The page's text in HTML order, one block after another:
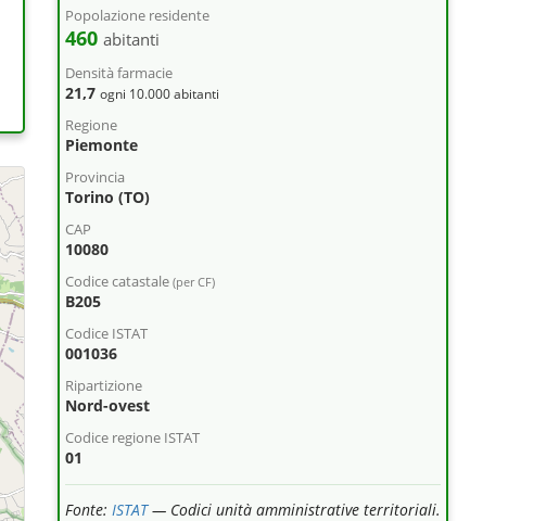
Popolazione residente
460 abitanti
Densità farmacie
21,7 ogni 10.000 abitanti
Regione
Piemonte
Provincia
Torino (TO)
CAP
10080
Codice catastale (per CF)
B205
Codice ISTAT
001036
Ripartizione
Nord-ovest
Codice regione ISTAT
01
Fonte: ISTAT— Codici unità amministrative territoriali.